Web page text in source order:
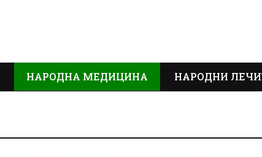
НАРОДНА МЕДИЦИНА НАРОДНИ